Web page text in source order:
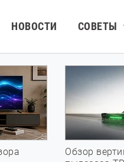
НОВОСТИ СОВЕТЫ
Обзор